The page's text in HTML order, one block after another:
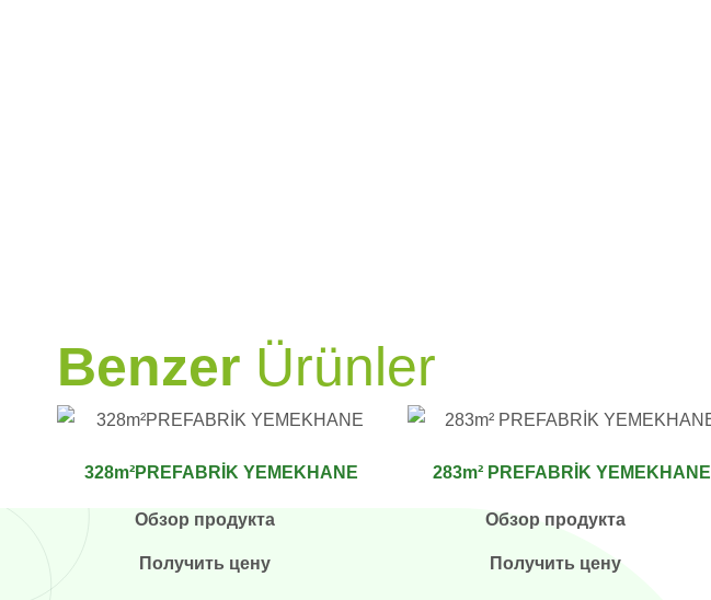
PRAMO
Benzer Ürünler
328m²PREFABRİK YEMEKHANE
Обзор продукта
Получить цену
283m² PREFABRİK YEMEKHANE
Обзор продукта
Получить цену